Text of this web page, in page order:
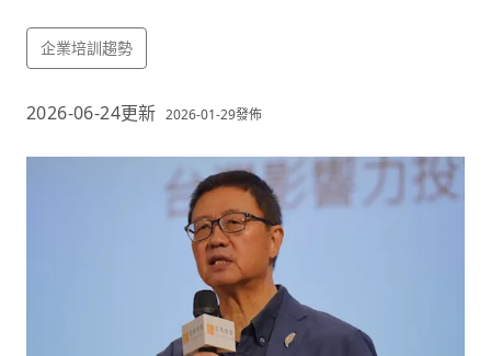
文章
企業培訓趨勢
2026-06-24更新 2026-01-29發佈